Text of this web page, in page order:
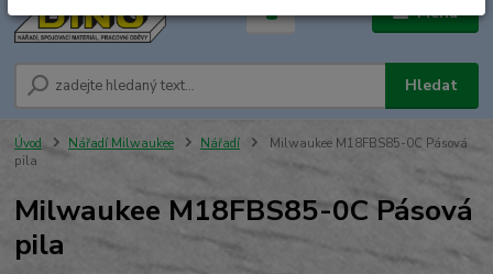
Menu
Hledat
Úvod Nářadí Milwaukee Nářadí
Milwaukee M18FBS85-0C Pásová
pila
Milwaukee M18FBS85-0C Pásová
pila